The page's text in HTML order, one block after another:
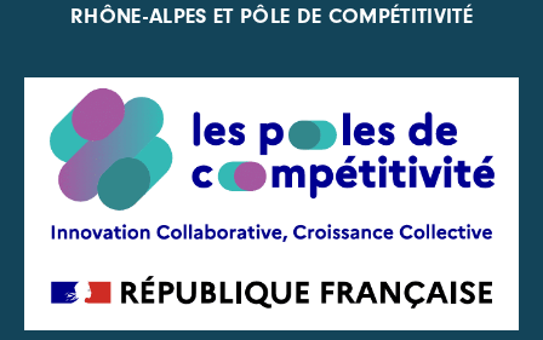
RHÔNE-ALPES ET PÔLE DE COMPÉTITIVITÉ